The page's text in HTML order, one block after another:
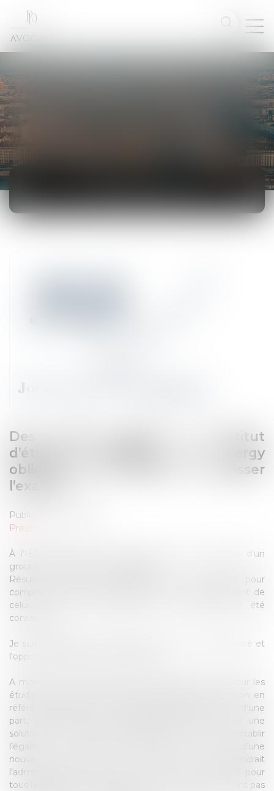
Des copies égarées à l’Institut
d’études judiciaires de Cergy
obligent des étudiants à repasser
l’examen
Publié le :
Presse
À l’IEJ de Cergy, les copies de note de synthèse d’un
groupe d’étudiants ont été égarées.
Résultat : seuls ces étudiants sont reconvoqués pour
composer à nouveau, cette fois sur un sujet différent de
celui des autres candidats dont les copies ont été
conservées.
Je suis interrogé sur l'éventualité d'une rupture d'égalité et
l'opportunité d'une action en référé.
A mon sens, cette situation, aussi injuste soit-elle pour les
étudiants concernés, ne paraît pas justifier une action en
référé d’urgence pour éviter de repasser l'épreuve : d'une
part, les copies ayant été perdues, il faut trouver une
solution pour noter les candidatis. D'autre part, « rétablir
l’égalité » ne permettrait pas d’éviter la tenue d’une
nouvelle épreuve. Au mieux, cela contraindrait
l’administration à organiser cette seconde épreuve pour
tous les candidats, y compris ceux dont les copies n’ont pas